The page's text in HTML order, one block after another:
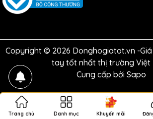
Copyright © 2026 Donghogiatot.vn -
tay tốt nhất thị trường Việt
Cung cấp bởi Sapo
Trang chủ Danh mục Khuyến mãi